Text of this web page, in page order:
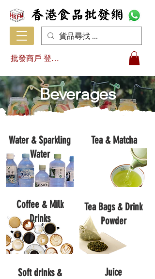
批發商戶 登入/註冊
Beverages
Water & Sparkling
Water
Tea & Matcha
Coffee & Milk
Drinks
Tea Bags & Drink
Powder
Soft drinks &
Juice